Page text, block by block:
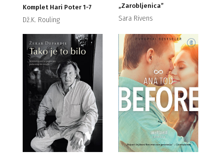
Komplet Hari Poter 1-7
Dž.K. Rouling
„Zarobljenica”
Sara Rivens